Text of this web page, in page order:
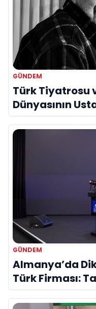
GÜNDEM
Türk Tiyatrosu
Dünyasının
Hayatını
GÜNDEM
Almanya’da
Türk Firması: